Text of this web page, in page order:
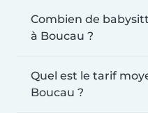
Combien de
à Boucau ?
Quel est le tarif
Boucau ?